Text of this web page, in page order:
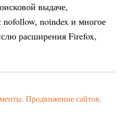
выдаче,
nofollow, noindex и многое
расширения Firefox,
,Продвижение сайтов,